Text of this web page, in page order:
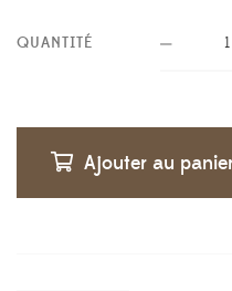
QUANTITÉ
Ajouter au